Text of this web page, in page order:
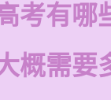
考有哪
概需要